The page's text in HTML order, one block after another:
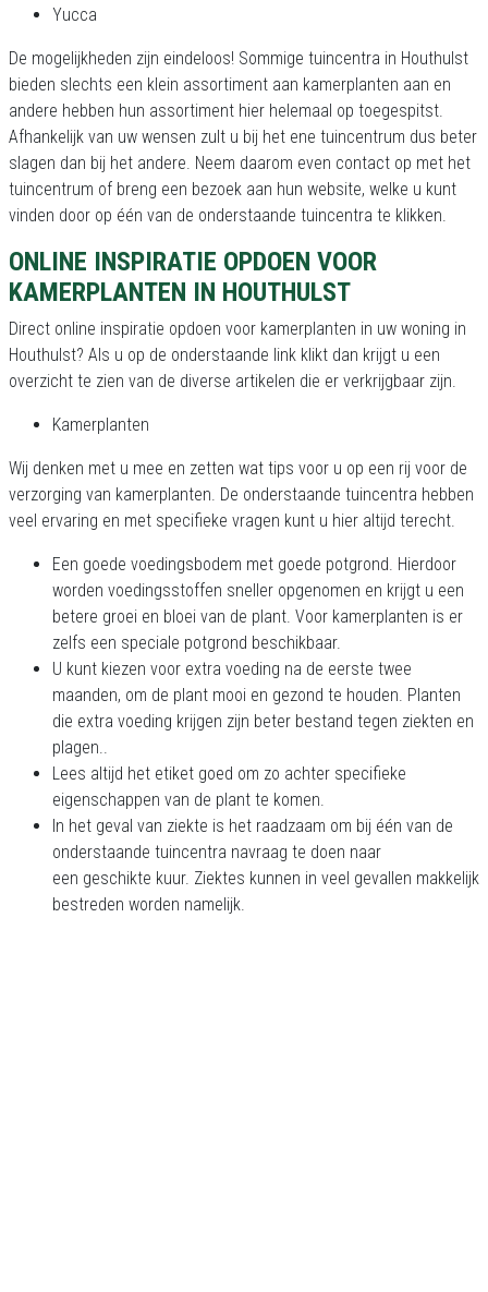
Yucca
De mogelijkheden zijn eindeloos! Sommige tuincentra in Houthulst
bieden slechts een klein assortiment aan kamerplanten aan en
andere hebben hun assortiment hier helemaal op toegespitst.
Afhankelijk van uw wensen zult u bij het ene tuincentrum dus beter
slagen dan bij het andere. Neem daarom even contact op met het
tuincentrum of breng een bezoek aan hun website, welke u kunt
vinden door op één van de onderstaande tuincentra te klikken.
ONLINE INSPIRATIE OPDOEN VOOR
KAMERPLANTEN IN HOUTHULST
Direct online inspiratie opdoen voor kamerplanten in uw woning in
Houthulst? Als u op de onderstaande link klikt dan krijgt u een
overzicht te zien van de diverse artikelen die er verkrijgbaar zijn.
Kamerplanten
Wij denken met u mee en zetten wat tips voor u op een rij voor de
verzorging van kamerplanten. De onderstaande tuincentra hebben
veel ervaring en met specifieke vragen kunt u hier altijd terecht.
Een goede voedingsbodem met goede potgrond. Hierdoor
worden voedingsstoffen sneller opgenomen en krijgt u een
betere groei en bloei van de plant. Voor kamerplanten is er
zelfs een speciale potgrond beschikbaar.
U kunt kiezen voor extra voeding na de eerste twee
maanden, om de plant mooi en gezond te houden. Planten
die extra voeding krijgen zijn beter bestand tegen ziekten en
plagen..
Lees altijd het etiket goed om zo achter specifieke
eigenschappen van de plant te komen.
In het geval van ziekte is het raadzaam om bij één van de
onderstaande tuincentra navraag te doen naar
een geschikte kuur. Ziektes kunnen in veel gevallen makkelijk
bestreden worden namelijk.